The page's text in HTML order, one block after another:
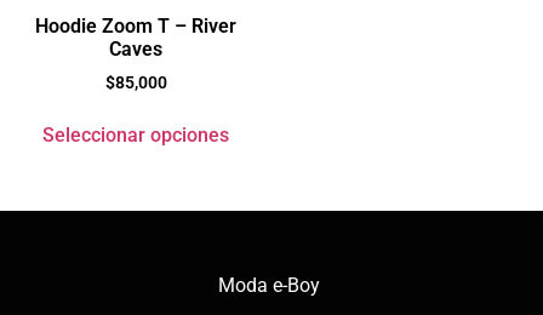
Hoodie Zoom T – River
Caves
$85,000
Seleccionar opciones
Moda e-Boy